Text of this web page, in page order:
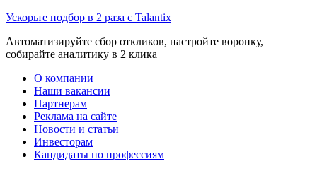
Ускорьте подбор в 2 раза с Talantix
Автоматизируйте сбор откликов, настройте воронку,
собирайте аналитику в 2 клика
О компании
Наши вакансии
Партнерам
Реклама на сайте
Новости и статьи
Инвесторам
Кандидаты по профессиям